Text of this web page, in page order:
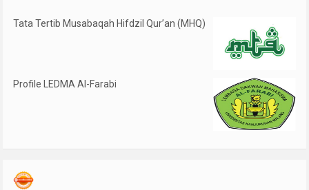
Tata Tertib Musabaqah Hifdzil Qur’an (MHQ)
Profile LEDMA Al-Farabi